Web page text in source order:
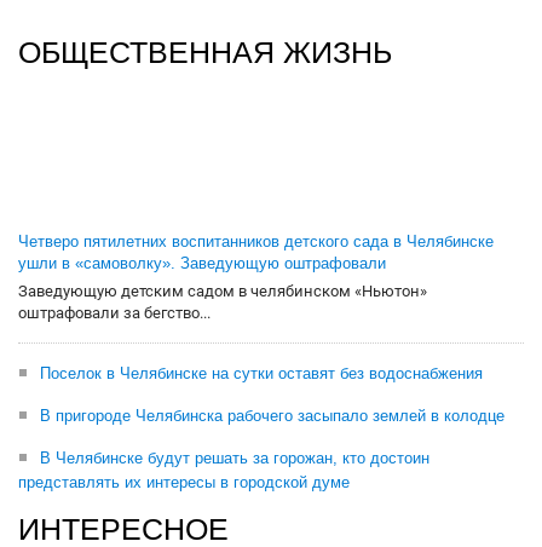
ОБЩЕСТВЕННАЯ ЖИЗНЬ
Четверо пятилетних воспитанников детского сада в Челябинске
ушли в «самоволку». Заведующую оштрафовали
Заведующую детским садом в челябинском «Ньютон»
оштрафовали за бегство...
Поселок в Челябинске на сутки оставят без водоснабжения
В пригороде Челябинска рабочего засыпало землей в колодце
В Челябинске будут решать за горожан, кто достоин
представлять их интересы в городской думе
ИНТЕРЕСНОЕ